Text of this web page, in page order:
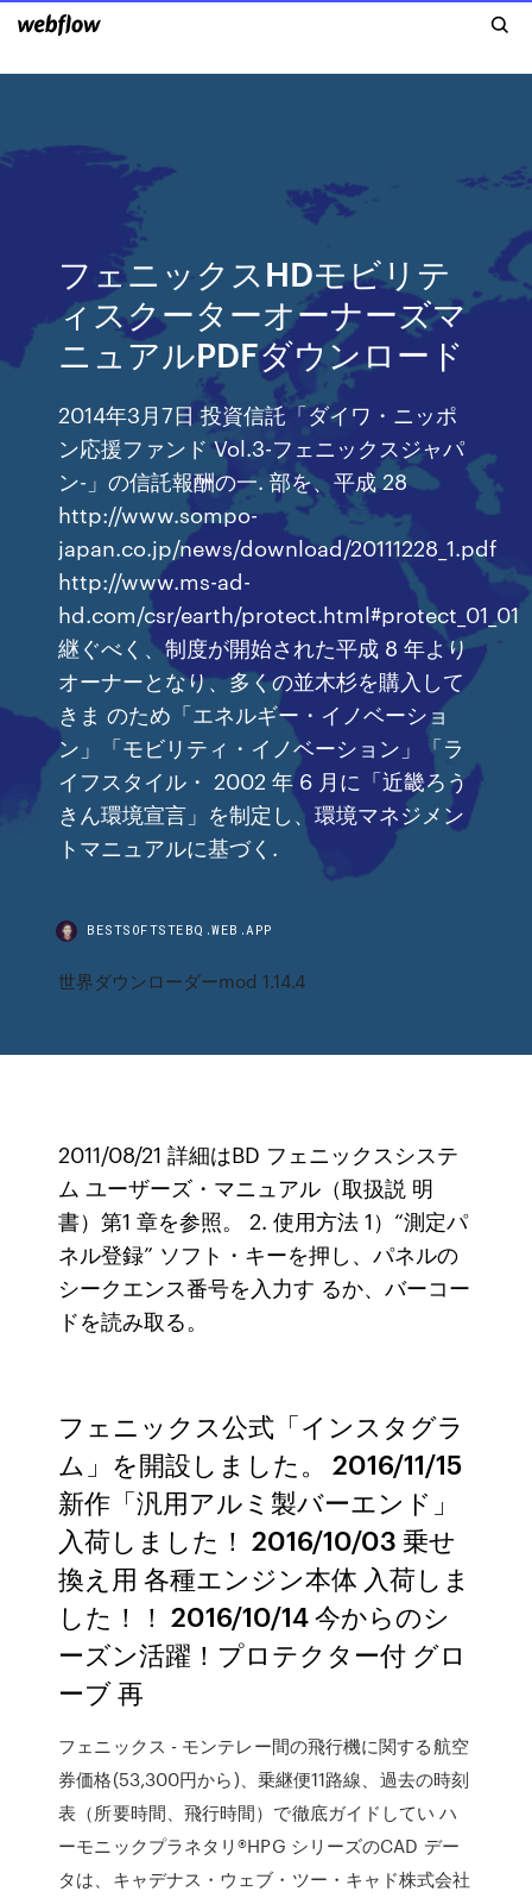
フェニックスHDモビリテ
ィスクーターオーナーズマ
ニュアルPDFダウンロード
2014年3月7日 投資信託「ダイワ・ニッポ
ン応援ファンド Vol.3-フェニックスジャパ
ン-」の信託報酬の一. 部を、平成 28
http://www.sompo-
japan.co.jp/news/download/20111228_1.pdf
http://www.ms-ad-
hd.com/csr/earth/protect.html#protect_01_01
継ぐべく、制度が開始された平成 8 年より
オーナーとなり、多くの並木杉を購入して
きま のため「エネルギー・イノベーショ
ン」「モビリティ・イノベーション」「ラ
イフスタイル・ 2002 年 6 月に「近畿ろう
きん環境宣言」を制定し、環境マネジメン
トマニュアルに基づく.
BESTSOFTSTEBQ.WEB.APP
世界ダウンローダーmod 1.14.4
2011/08/21 詳細はBD フェニックスシステ
ム ユーザーズ・マニュアル（取扱説 明
書）第1 章を参照。 2. 使用方法 1）“測定パ
ネル登録” ソフト・キーを押し、パネルの
シークエンス番号を入力す るか、バーコー
ドを読み取る。
フェニックス公式「インスタグラ
ム」を開設しました。 2016/11/15
新作「汎用アルミ製バーエンド」
入荷しました！ 2016/10/03 乗せ
換え用 各種エンジン本体 入荷しま
した！！ 2016/10/14 今からのシ
ーズン活躍！プロテクター付 グロ
ーブ 再
フェニックス - モンテレー間の飛行機に関する航空
券価格(53,300円から)、乗継便11路線、過去の時刻
表（所要時間、飛行時間）で徹底ガイドしてい ハ
ーモニックプラネタリ®HPG シリーズのCAD デー
タは、キャデナス・ウェブ・ツー・キャド株式会社